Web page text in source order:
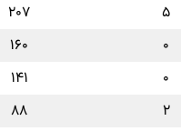
۵
۲۰۷
۰
۱۶۰
۰
۱۴۱
۲
۸۸